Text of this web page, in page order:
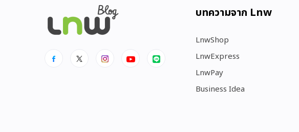
บทความจาก Lnw
LnwShop
LnwExpress
LnwPay
Business Idea